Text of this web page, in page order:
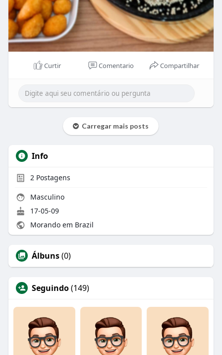
Curtir Comentario Compartilhar
Carregar mais posts
Info
2Postagens
Masculino
17-05-09
Morando em Brazil
Álbuns(0)
Seguindo(149)